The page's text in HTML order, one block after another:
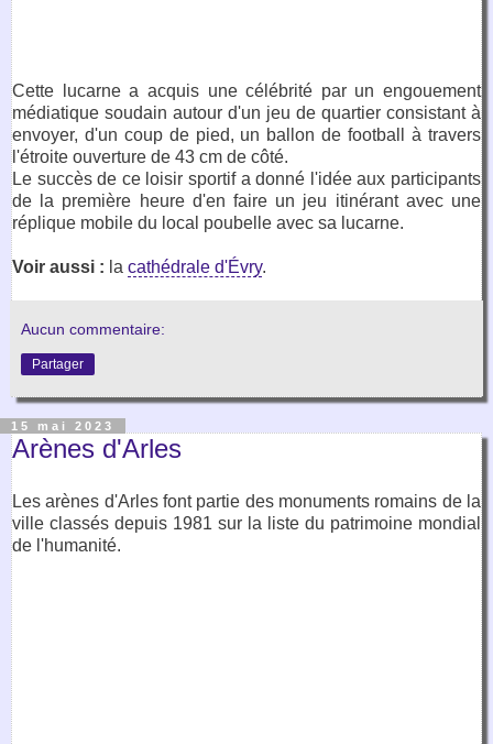
Cette lucarne a acquis une célébrité par un engouement
médiatique soudain autour d'un jeu de quartier consistant à
envoyer, d'un coup de pied, un ballon de football à travers
l'étroite ouverture de 43 cm de côté.
Le succès de ce loisir sportif a donné l'idée aux participants
de la première heure d'en faire un jeu itinérant avec une
réplique mobile du local poubelle avec sa lucarne.
Voir aussi : la cathédrale d'Évry.
Aucun commentaire:
Partager
15 mai 2023
Arènes d'Arles
Les arènes d'Arles font partie des monuments romains de la
ville classés depuis 1981 sur la liste du patrimoine mondial
de l'humanité.